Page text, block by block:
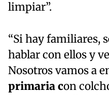
limpiar”.
“Si hay familiares,
hablar con ellos y
Nosotros vamos a
primaria con